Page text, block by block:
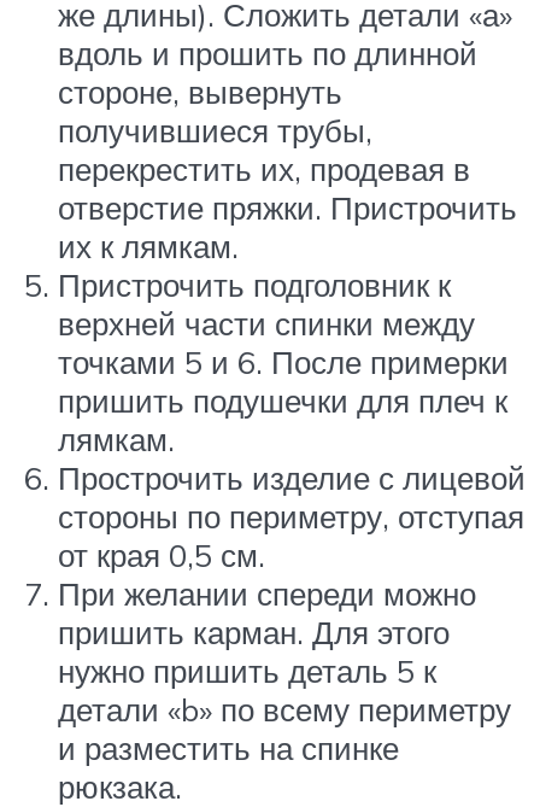
же длины). Сложить детали «а»
вдоль и прошить по длинной
стороне, вывернуть
получившиеся трубы,
перекрестить их, продевая в
отверстие пряжки. Пристрочить
их к лямкам.
Пристрочить подголовник к
верхней части спинки между
точками 5 и 6. После примерки
пришить подушечки для плеч к
лямкам.
Прострочить изделие с лицевой
стороны по периметру, отступая
от края 0,5 см.
При желании спереди можно
пришить карман. Для этого
нужно пришить деталь 5 к
детали «b» по всему периметру
и разместить на спинке
рюкзака.